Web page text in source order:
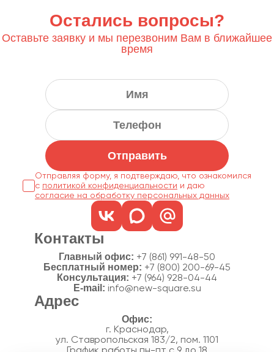
Остались вопросы?
Оставьте заявку и мы перезвоним Вам в ближайшее
время
Отправить
Отправляя форму, я подтверждаю, что ознакомился
с политикой конфиденциальности
согласие на обработку персональных данных
Контакты
Главный офис: +7 (861) 991-48-50
Бесплатный номер: +7 (800) 200-69-45
Консультация: +7 (964) 928-04-44
E-mail: info@new-square.su
Адрес
г. Краснодар,
ул. Ставропольская 183/2, пом. 1101